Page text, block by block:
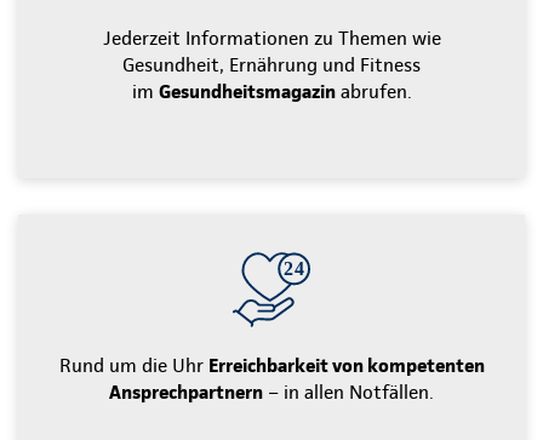
Jederzeit Informationen zu Themen wie
Gesundheit, Ernährung und Fitness
im Gesundheitsmagazinabrufen.
Rund um die Uhr Erreichbarkeit von kompetenten
Ansprechpartnern – in allen Notfällen.